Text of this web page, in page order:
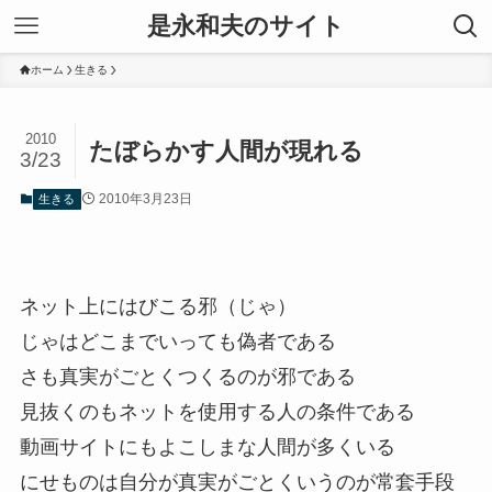
是永和夫のサイト
ホーム 生きる
たぼらかす人間が現れる
2010
3/23
生きる 2010年3月23日
ネット上にはびこる邪（じゃ）
じゃはどこまでいっても偽者である
さも真実がごとくつくるのが邪である
見抜くのもネットを使用する人の条件である
動画サイトにもよこしまな人間が多くいる
にせものは自分が真実がごとくいうのが常套手段